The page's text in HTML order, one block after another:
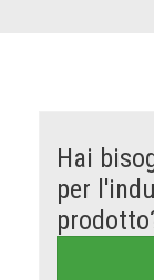
Hai
per